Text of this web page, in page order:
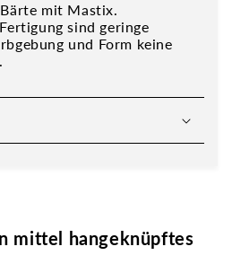
mit Mastix.
sind geringe
und Form keine
mittel hangeknüpftes